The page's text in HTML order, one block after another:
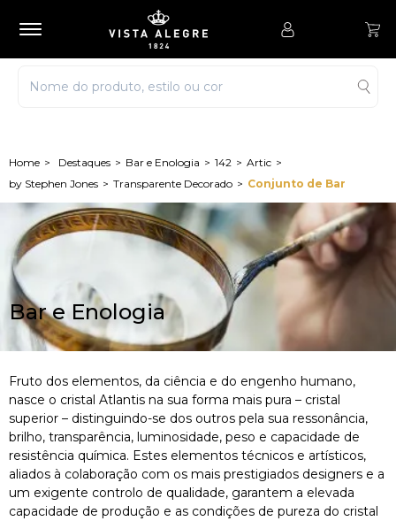
Destaques Bar e Enologia 142
Artic
by Stephen Jones
Transparente Decorado Conjunto de Bar
Bar e Enologia
Fruto dos elementos, da ciência e do engenho humano,
nasce o cristal Atlantis na sua forma mais pura – cristal
superior – distinguindo-se dos outros pela sua ressonância,
brilho, transparência, luminosidade, peso e capacidade de
resistência química. Estes elementos técnicos e artísticos,
aliados à colaboração com os mais prestigiados designers e a
um exigente controlo de qualidade, garantem a elevada
capacidade de produção e as condições de pureza do cristal